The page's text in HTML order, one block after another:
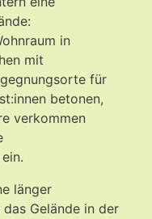
in
mit
für
betonen,
verkommen
länger
Gelände in der